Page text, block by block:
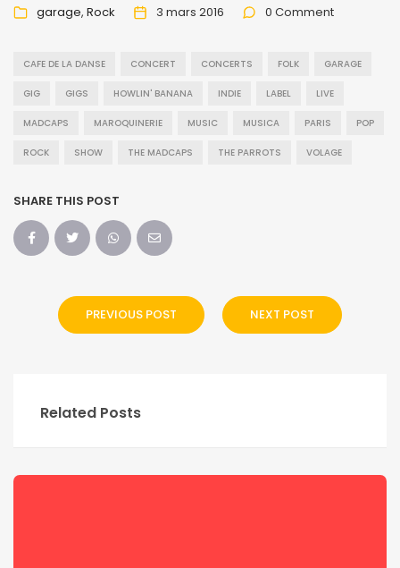
garage Rock 3 mars 2016 0 Comment
CAFE DE LA DANSE CONCERT CONCERTS FOLK GARAGE
GIG GIGS HOWLIN' BANANA INDIE LABEL LIVE
MADCAPS MAROQUINERIE MUSIC MUSICA PARIS POP
ROCK SHOW THE MADCAPS THE PARROTS VOLAGE
SHARE THIS POST
PREVIOUS POST NEXT POST
Related Posts